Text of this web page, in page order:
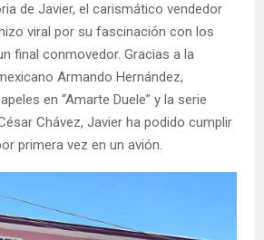
de Javier, el carismático vendedor
viral por su fascinación con los
final conmovedor. Gracias a la
Armando Hernández,
en “Amarte Duele” y la serie
Chávez, Javier ha podido cumplir
primera vez en un avión.